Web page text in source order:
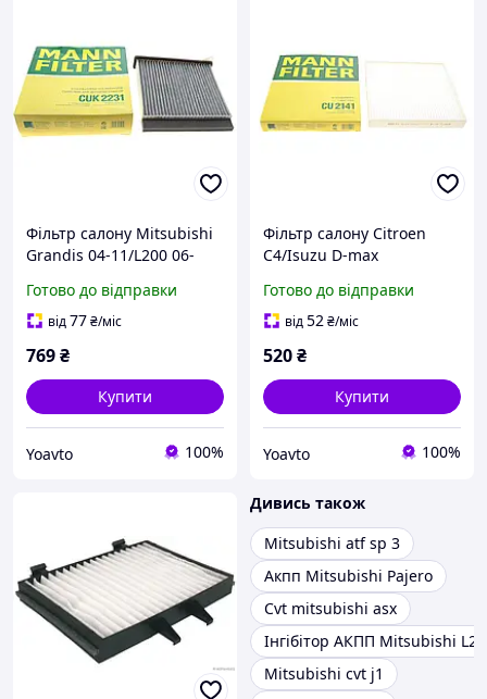
Фільтр салону Mitsubishi
Grandis 04-11/L200 06-
08/Pajero Sport 08- (CUK
2231)
Готово до відправки
від77₴/міс
769₴
Купити
Yoavto 100%
Фільтр салону Citroen
C4/Isuzu D-max
Sport
15-/Lancer/Outlander 07-
Готово до відправки
від52₴/міс
520₴
Купити
Yoavto 100%
Дивись також
Mitsubishi atf sp 3
Акпп Mitsubishi Pajero
Cvt mitsubishi asx
Інгібітор АКПП Mitsubishi
Mitsubishi cvt j1